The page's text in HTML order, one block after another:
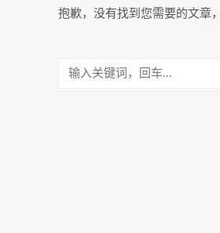
抱歉，没有找到您需要的文章